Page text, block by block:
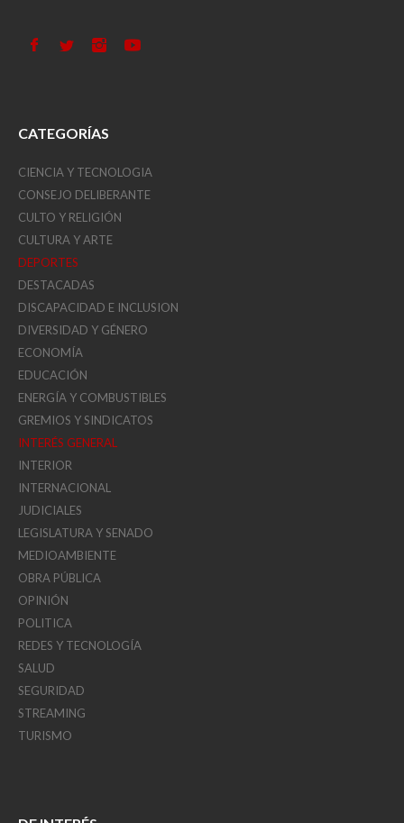
CATEGORÍAS
CIENCIA Y TECNOLOGIA
CONSEJO DELIBERANTE
CULTO Y RELIGIÓN
CULTURA Y ARTE
DEPORTES
DESTACADAS
DISCAPACIDAD E INCLUSION
DIVERSIDAD Y GÉNERO
ECONOMÍA
EDUCACIÓN
ENERGÍA Y COMBUSTIBLES
GREMIOS Y SINDICATOS
INTERÉS GENERAL
INTERIOR
INTERNACIONAL
JUDICIALES
LEGISLATURA Y SENADO
MEDIOAMBIENTE
OBRA PÚBLICA
OPINIÓN
POLITICA
REDES Y TECNOLOGÍA
SALUD
SEGURIDAD
STREAMING
TURISMO